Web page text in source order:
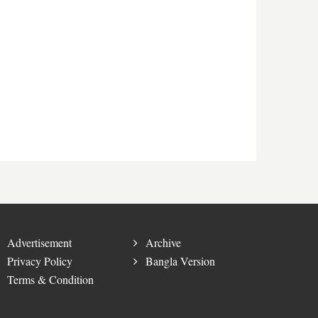
Advertisement
Privacy Policy
Terms & Condition
Archive
Bangla Version